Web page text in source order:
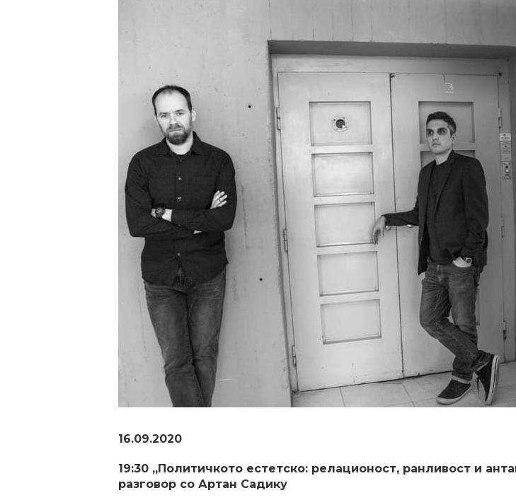
16.09.2020
19:30 „Политичкото естетско: релационост, ранливост и
разговор со Артан Садику